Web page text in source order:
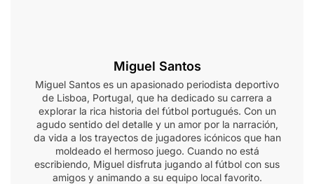
Miguel Santos
Miguel Santos es un apasionado periodista deportivo
de Lisboa, Portugal, que ha dedicado su carrera a
explorar la rica historia del fútbol portugués. Con un
agudo sentido del detalle y un amor por la narración,
da vida a los trayectos de jugadores icónicos que han
moldeado el hermoso juego. Cuando no está
escribiendo, Miguel disfruta jugando al fútbol con sus
amigos y animando a su equipo local favorito.